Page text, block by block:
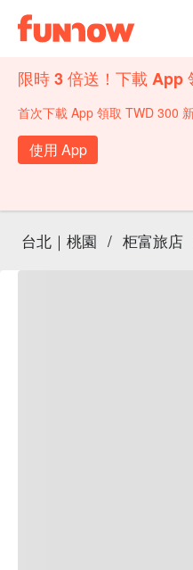
限時 3 倍送！下載 App
首次下載 App 領取 TWD 300
使用 App
台北｜桃園 / 柜富旅店